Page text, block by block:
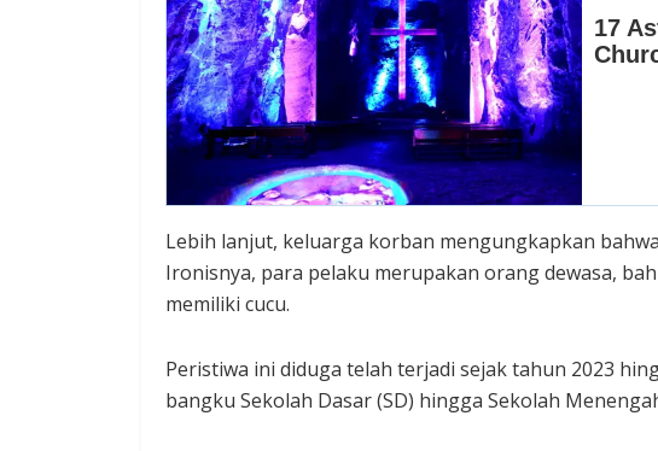
Lebih lanjut, keluarga korban mengungkapkan
Ironisnya, para pelaku merupakan orang dewasa,
memiliki cucu.
Peristiwa ini diduga telah terjadi sejak tahun 2023
bangku Sekolah Dasar (SD) hingga Sekolah